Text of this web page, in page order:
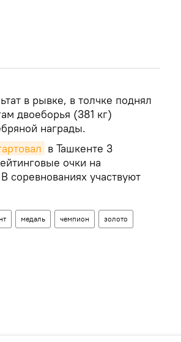
в рывке, в толчке поднял
двоеборья (381 кг)
награды.
в Ташкенте 3
очки на
участвуют
медаль чемпион золото